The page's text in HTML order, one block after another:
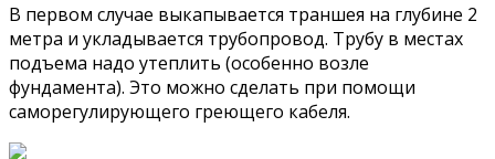
В первом случае выкапывается траншея на глубине 2
метра и укладывается трубопровод. Трубу в местах
подъема надо утеплить (особенно возле
фундамента). Это можно сделать при помощи
саморегулирующего греющего кабеля.